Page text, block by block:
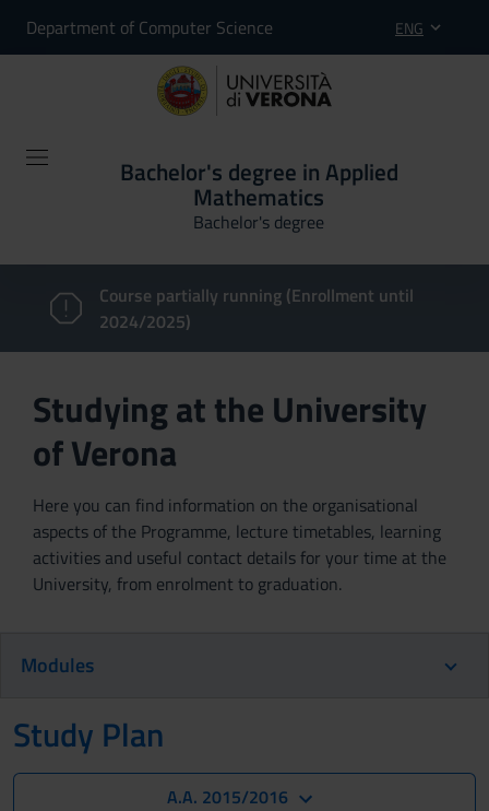
Department of Computer Science ENG
Bachelor's degree in Applied
Mathematics
Bachelor's degree
Course partially running (Enrollment until
2024/2025)
Studying at the University
of Verona
Here you can find information on the organisational
aspects of the Programme, lecture timetables, learning
activities and useful contact details for your time at the
University, from enrolment to graduation.
Modules
Study Plan
A.A. 2015/2016